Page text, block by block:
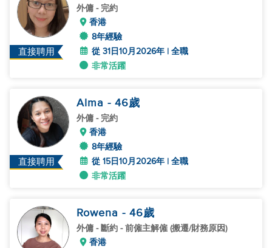
直接聘用
外傭 - 完約
香港
8年經驗
從 31日10月2026年 | 全職
非常活躍
直接聘用
Alma - 46歲
外傭 - 完約
香港
8年經驗
從 15日10月2026年 | 全職
非常活躍
Rowena - 46歲
外傭 - 斷約 - 前僱主解僱 (搬遷/財務原因)
香港